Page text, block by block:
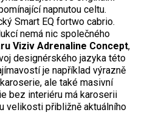
napnutou celtu.
Smart EQ fortwo cabrio.
nemá nic společného
Viziv Adrenaline Concept,
designérského jazyka této
je například výrazně
ale také masivní
bez interiéru má karoserii
velikosti přibližně aktuálního